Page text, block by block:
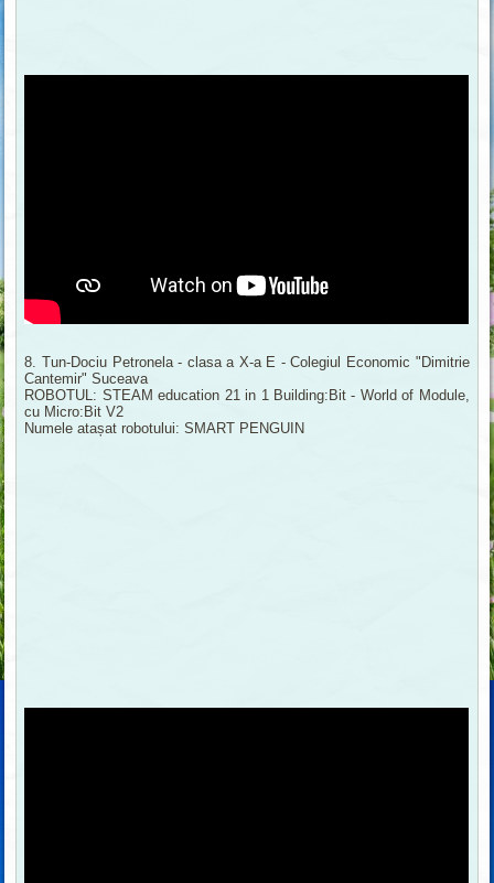
8. Tun-Dociu Petronela - clasa a X-a E - Colegiul Economic "Dimitrie
Cantemir" Suceava
ROBOTUL: STEAM education 21 in 1 Building:Bit - World of Module,
cu Micro:Bit V2
Numele atașat robotului: SMART PENGUIN